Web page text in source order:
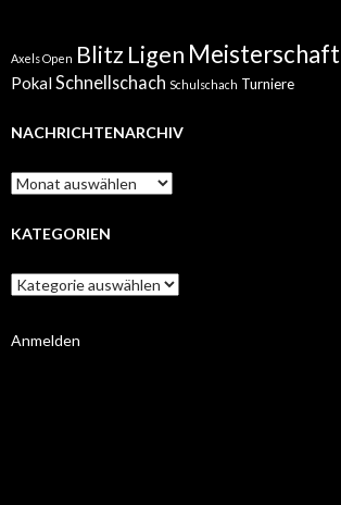
Axels Open Blitz Ligen Meisterschaft
PokalSchnellschach Schulschach Turniere
NACHRICHTENARCHIV
Nachrichtenarchiv
KATEGORIEN
Kategorien
Anmelden